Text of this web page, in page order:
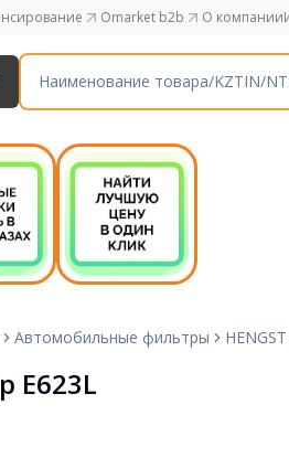
Omarket b2b О компании
Автомобильные фильтры
E623L